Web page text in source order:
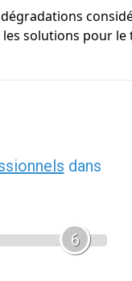
solutions pour
dans
6